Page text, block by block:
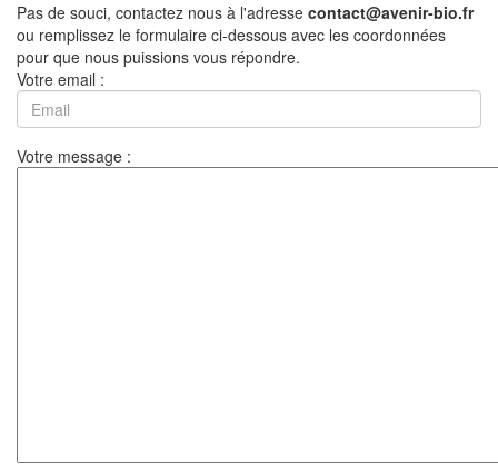
Pas de souci, contactez nous à l'adresse contact@avenir-bio.fr
ou remplissez le formulaire ci-dessous avec les coordonnées
pour que nous puissions vous répondre.
Votre email :
Votre message :